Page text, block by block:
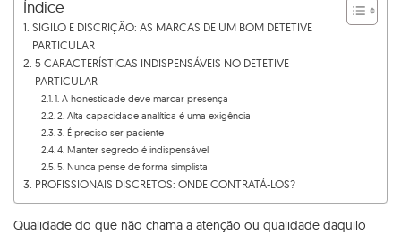
Índice
SIGILO E DISCRIÇÃO: AS MARCAS DE UM BOM DETETIVE
PARTICULAR
5 CARACTERÍSTICAS INDISPENSÁVEIS NO DETETIVE
PARTICULAR
1. A honestidade deve marcar presença
2. Alta capacidade analítica é uma exigência
3. É preciso ser paciente
4. Manter segredo é indispensável
5. Nunca pense de forma simplista
PROFISSIONAIS DISCRETOS: ONDE CONTRATÁ-LOS?
Qualidade do que não chama a atenção ou qualidade daquilo